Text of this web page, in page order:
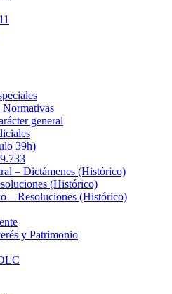
Normativas
general
39h)
– Dictámenes (Histórico)
(Histórico)
– Resoluciones (Histórico)
y Patrimonio